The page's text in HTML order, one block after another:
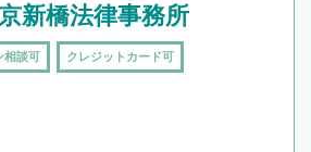
新橋法律事務所
相談可 クレジットカード可